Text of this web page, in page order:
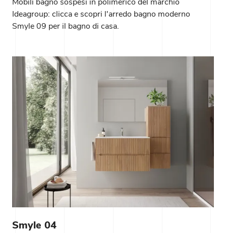
Ideagroup: clicca e scopri l'arredo bagno moderno
Smyle 09 per il bagno di casa.
Smyle 04